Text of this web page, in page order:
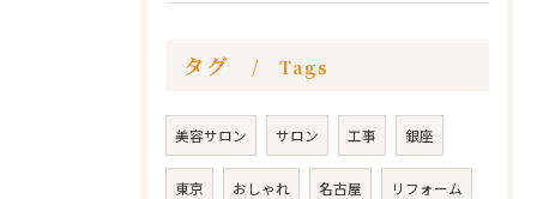
タグ Tags
美容サロン サロン 工事 銀座
東京 おしゃれ 名古屋 リフォーム